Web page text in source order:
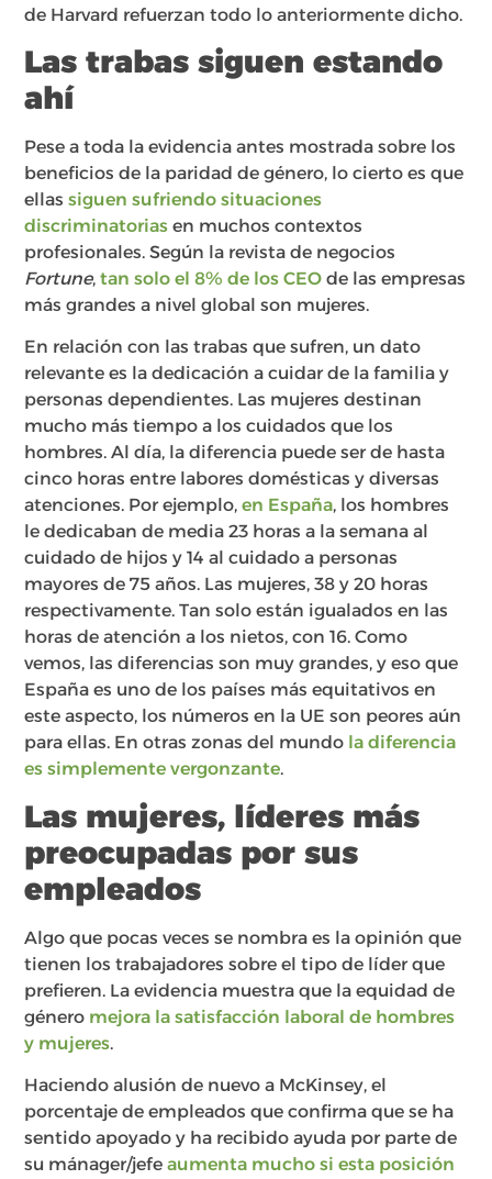
de Harvard refuerzan todo lo anteriormente dicho.
Las trabas siguen estando
ahí
Pese a toda la evidencia antes mostrada sobre los
beneficios de la paridad de género, lo cierto es que
ellassiguen sufriendo situaciones
discriminatorias en muchos contextos
profesionales. Según la revista de negocios
Fortune,tan solo el 8% de los CEO de las empresas
más grandes a nivel global son mujeres.
En relación con las trabas que sufren, un dato
relevante es la dedicación a cuidar de la familia y
personas dependientes. Las mujeres destinan
mucho más tiempo a los cuidados que los
hombres. Al día, la diferencia puede ser de hasta
cinco horas entre labores domésticas y diversas
atenciones. Por ejemplo,en España, los hombres
le dedicaban de media 23 horas a la semana al
cuidado de hijos y 14 al cuidado a personas
mayores de 75 años. Las mujeres, 38 y 20 horas
respectivamente. Tan solo están igualados en las
horas de atención a los nietos, con 16. Como
vemos, las diferencias son muy grandes, y eso que
España es uno de los países más equitativos en
este aspecto, los números en la UE son peores aún
para ellas. En otras zonas del mundo la diferencia
es simplemente vergonzante.
Las mujeres, líderes más
preocupadas por sus
empleados
Algo que pocas veces se nombra es la opinión que
tienen los trabajadores sobre el tipo de líder que
prefieren. La evidencia muestra que la equidad de
género mejora la satisfacción laboral de hombres
y mujeres.
Haciendo alusión de nuevo a McKinsey, el
porcentaje de empleados que confirma que se ha
sentido apoyado y ha recibido ayuda por parte de
su mánager/jefeaumenta mucho si esta posición